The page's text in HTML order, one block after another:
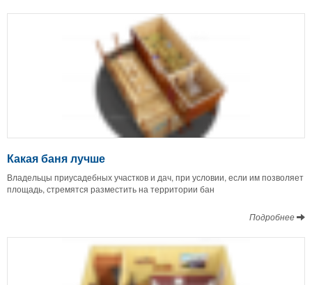
Какая баня лучше
Владельцы приусадебных участков и дач, при условии, если им позволяет
площадь, стремятся разместить на территории бан
Подробнее